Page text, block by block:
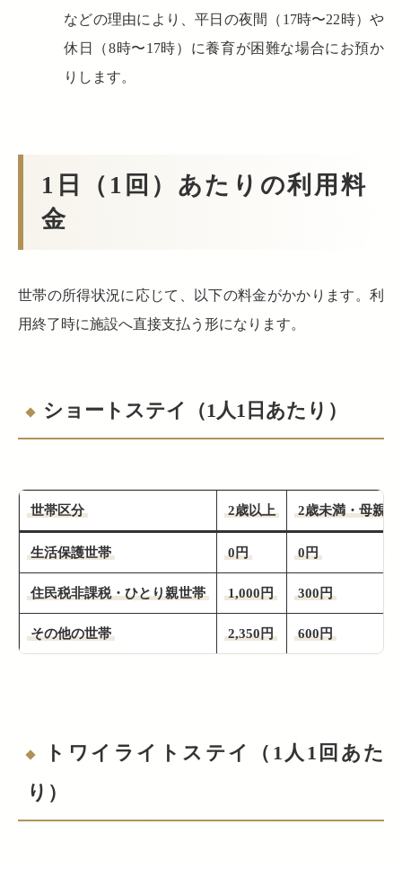
などの理由により、平日の夜間（17時〜22時）や
休日（8時〜17時）に養育が困難な場合にお預か
りします。
1日（1回）あたりの利用料
金
世帯の所得状況に応じて、以下の料金がかかります。利
用終了時に施設へ直接支払う形になります。
ショートステイ（1人1日あたり）
世帯区分 2歳以上 2歳未満・母親等
生活保護世帯 0円 0円
住民税非課税・ひとり親世帯 1,000円 300円
その他の世帯 2,350円 600円
トワイライトステイ（1人1回あた
り）